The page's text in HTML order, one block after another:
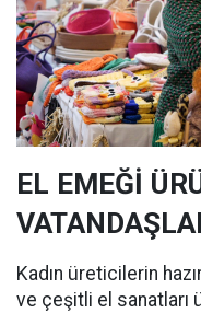
EL EMEĞİ
Kadın üreticilerin
ve çeşitli el sanatları